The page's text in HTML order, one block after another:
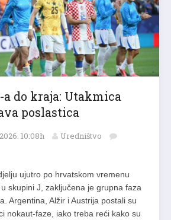
a do kraja: Utakmica
poslastica
10:08h Uredništvo
ujutro po hrvatskom vremenu
skupini J, zaključena je grupna faza
Argentina, Alžir i Austrija postali su
nokaut-faze, iako treba reći kako su